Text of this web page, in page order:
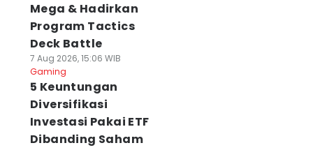
Mega & Hadirkan
Program Tactics
Deck Battle
7 Aug 2026, 15:06 WIB
Gaming
5 Keuntungan
Diversifikasi
Investasi Pakai ETF
Dibanding Saham